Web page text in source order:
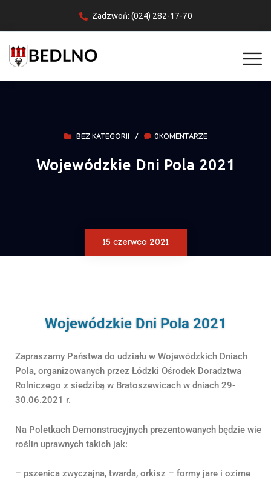
Zadzwoń: (024) 282-17-70
BEZ KATEGORII / 0KOMENTARZE
Wojewódzkie Dni Pola 2021
15 czerwca 2021
Wojewódzkie Dni Pola 2021
Zapraszamy Państwa do udziału w Wojewódzkich Dniach
Pola, organizowanych przez Łódzki Ośrodek Doradztwa
Rolniczego z siedzibą w Bratoszewicach w dniach 29-
30.06.2021 r.
Na Poletkach Demonstracyjnych prezentowanych będzie
roślin uprawnych takich jak:
– pszenica zwyczajna, twarda, orkisz – formy jare i ozime